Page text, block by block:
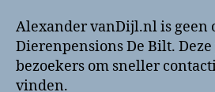
Alexander vanDijl.nl is geen
Dierenpensions De Bilt.
bezoekers om sneller
vinden.